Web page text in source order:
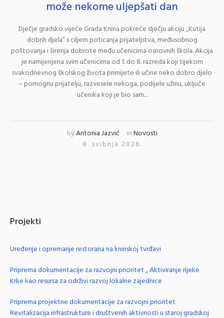
može nekome uljepšati dan
Dječje gradsko vijeće Grada Knina pokreće dječju akciju „Kutija
dobrih djela” s ciljem poticanja prijateljstva, međusobnog
poštovanja i širenja dobrote među učenicima osnovnih škola. Akcija
je namijenjena svim učenicima od 1. do 8. razreda koji tijekom
svakodnevnog školskog života primijete ili učine neko dobro djelo
– pomognu prijatelju, razveselе nekoga, podijele užinu, uključe
učenika koji je bio sam...
byAntonia Jazvić inNovosti
8. svibnja 2026.
Projekti
Uređenje i opremanje restorana na kninskoj tvrđavi
Priprema dokumentacije za razvojni prioritet „ Aktiviranje rijeke
Krke kao resursa za održivi razvoj lokalne zajednice
Priprema projektne dokumentacije za razvojni prioritet
Revitalizacija infrastrukture i društvenih aktivnosti u staroj gradskoj